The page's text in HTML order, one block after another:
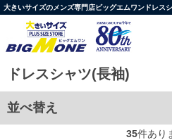
大きいサイズのメンズ専門店ビッグエムワンドレス
ドレスシャツ(長袖)
並べ替え
35件あり